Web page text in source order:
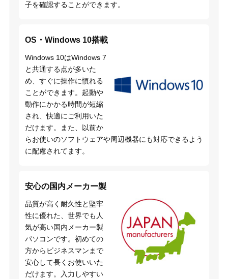
子を確認することができます。
OS・Windows 10搭載
Windows 10はWindows 7
と共通する点が多いた
め、すぐに操作に慣れる
ことができます。起動や
動作にかかる時間が短縮
され、快適にご利用いた
だけます。また、以前か
らお使いのソフトウェアや周辺機器にも対応できるよう
に配慮されてます。
安心の国内メーカー製
品質が高く耐久性と堅牢
性に優れた、世界でも人
気が高い国内メーカー製
パソコンです。初めての
方からビジネスマンまで
安心して長くお使いいた
だけます。入力しやすい